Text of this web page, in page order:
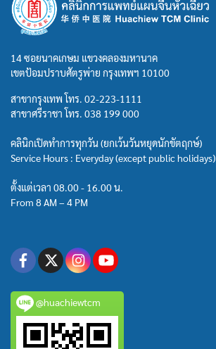
14 ซอยนาคเกษม แขวงคลองมหานาค
เขตป้อมปราบศัตรูพ่าย กรุงเทพฯ 10100
สาขากรุงเทพ โทร. 02-223-1111
สาขาศรีราชา โทร. 038 199 000
คลินิกเปิดทำการทุกวัน (ยกเว้นวันหยุดนักขัตฤกษ์)
Service Hours : Everyday (except public holidays)
ตั้งแต่เวลา 08.00 - 16.00 น.
From 8 AM – 4 PM
@huachiewtcm